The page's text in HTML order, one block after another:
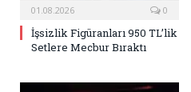
01.08.2026 0
İşsizlik Figüranları 950 TL’lik
Setlere Mecbur Bıraktı